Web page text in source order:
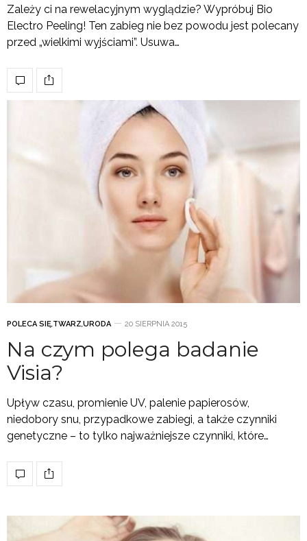
Zależy ci na rewelacyjnym wyglądzie? Wypróbuj Bio
Electro Peeling! Ten zabieg nie bez powodu jest polecany
przed „wielkimi wyjściami”. Usuwa…
POLECA SIĘ,TWARZ,URODA 20 SIERPNIA 2015
Na czym polega badanie
Visia?
Upływ czasu, promienie UV, palenie papierosów,
niedobory snu, przypadkowe zabiegi, a także czynniki
genetyczne – to tylko najważniejsze czynniki, które…